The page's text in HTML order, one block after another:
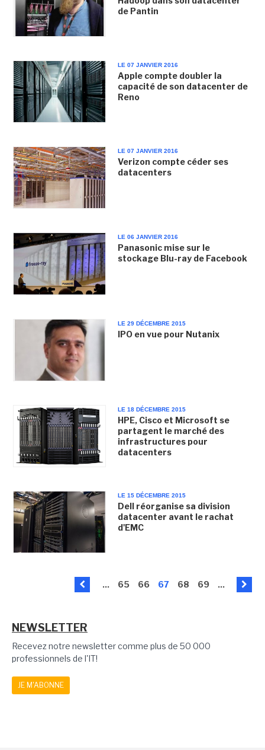
de Pantin
LE 07 JANVIER 2016
Apple compte doubler la
capacité de son datacenter de
Reno
LE 07 JANVIER 2016
Verizon compte céder ses
datacenters
LE 06 JANVIER 2016
Panasonic mise sur le
stockage Blu-ray de Facebook
LE 29 DÉCEMBRE 2015
IPO en vue pour Nutanix
LE 18 DÉCEMBRE 2015
HPE, Cisco et Microsoft se
partagent le marché des
infrastructures pour
datacenters
LE 15 DÉCEMBRE 2015
Dell réorganise sa division
datacenter avant le rachat
d'EMC
... 65 66 67 68 69 ...
NEWSLETTER
Recevez notre newsletter comme plus de 50 000
professionnels de l'IT!
JE M'ABONNE